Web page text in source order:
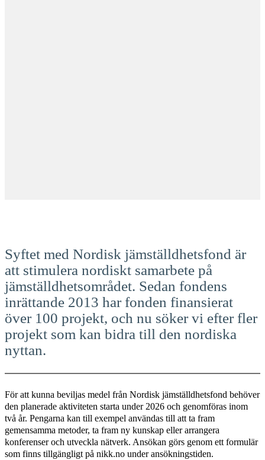
Syftet med Nordisk jämställdhetsfond är
att stimulera nordiskt samarbete på
jämställdhetsområdet. Sedan fondens
inrättande 2013 har fonden finansierat
över 100 projekt, och nu söker vi efter fler
projekt som kan bidra till den nordiska
nyttan.
För att kunna beviljas medel från Nordisk jämställdhetsfond behöver
den planerade aktiviteten starta under 2026 och genomföras inom
två år. Pengarna kan till exempel användas till att ta fram
gemensamma metoder, ta fram ny kunskap eller arrangera
konferenser och utveckla nätverk. Ansökan görs genom ett formulär
som finns tillgängligt på nikk.no under ansökningstiden.